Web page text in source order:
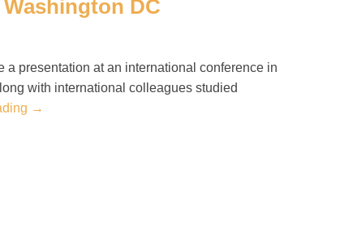
DC
a presentation at an international conference in
with international colleagues studied
→